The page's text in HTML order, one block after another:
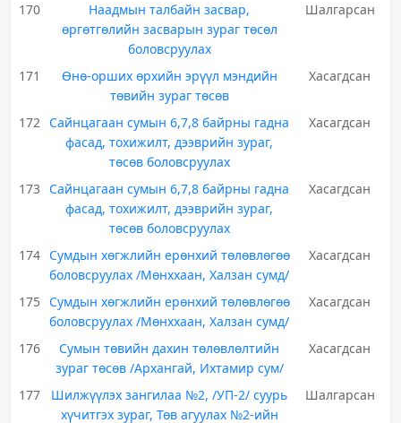
170
Наадмын талбайн засвар,
өргөтгөлийн засварын зураг төсөл
боловсруулах
Шалгарсан
171
Өнө-орших өрхийн эрүүл мэндийн
төвийн зураг төсөв
Хасагдсан
172 Сайнцагаан сумын 6,7,8 байрны гадна
фасад, тохижилт, дээврийн зураг,
төсөв боловсруулах
Хасагдсан
173
Сайнцагаан сумын 6,7,8 байрны гадна
фасад, тохижилт, дээврийн зураг,
төсөв боловсруулах
Хасагдсан
174 Сумдын хөгжлийн ерөнхий төлөвлөгөө
боловсруулах /Мөнххаан, Халзан сумд/
Хасагдсан
175 Сумдын хөгжлийн ерөнхий төлөвлөгөө
боловсруулах /Мөнххаан, Халзан сумд/
Хасагдсан
176
Сумын төвийн дахин төлөвлөлтийн
зураг төсөв /Архангай, Ихтамир сум/
Хасагдсан
177
Шилжүүлэх зангилаа №2, /УП-2/ суурь
хүчитгэх зураг, Төв агуулах №2-ийн
Шалгарсан